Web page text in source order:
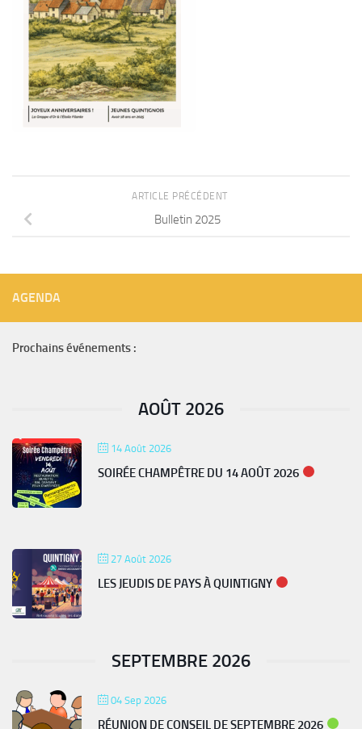
ARTICLE PRÉCÉDENT
Bulletin 2025
AGENDA
Prochains événements :
AOÛT 2026
14 Août 2026
SOIRÉE CHAMPÊTRE DU 14 AOÛT 2026
27 Août 2026
LES JEUDIS DE PAYS À QUINTIGNY
SEPTEMBRE 2026
04 Sep 2026
RÉUNION DE CONSEIL DE SEPTEMBRE 2026